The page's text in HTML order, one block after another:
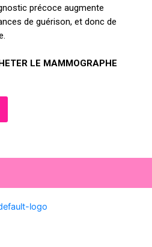
précoce augmente
de guérison, et donc de
LE MAMMOGRAPHE